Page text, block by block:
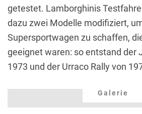
getestet. Lamborghinis
dazu zwei Modelle modifiziert,
Supersportwagen zu schaffen,
geeignet waren: so entstand der
1973 und der Urraco Rally von
Galerie